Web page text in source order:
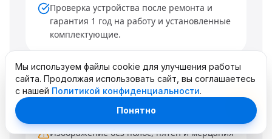
Проверка устройства после ремонта и
гарантия 1 год на работу и установленные
комплектующие.
Когда чаще всего обращаются
Трещины или сколы на стекле планшета
Изображение без полос, пятен и мерцания
Мы используем файлы cookie для улучшения работы
сайта. Продолжая использовать сайт, вы соглашаетесь
с нашей Политикой конфиденциальности.
Понятно